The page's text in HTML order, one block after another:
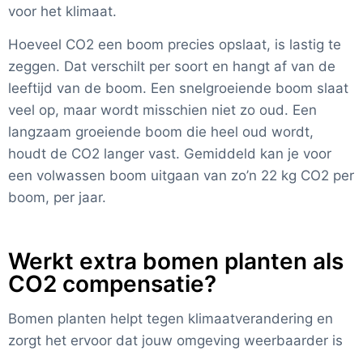
voor het klimaat.
Hoeveel CO2 een boom precies opslaat, is lastig te
zeggen. Dat verschilt per soort en hangt af van de
leeftijd van de boom. Een snelgroeiende boom slaat
veel op, maar wordt misschien niet zo oud. Een
langzaam groeiende boom die heel oud wordt,
houdt de CO2 langer vast. Gemiddeld kan je voor
een volwassen boom uitgaan van zo’n 22 kg CO2 per
boom, per jaar.
Werkt extra bomen planten als
CO2 compensatie?
Bomen planten helpt tegen klimaatverandering en
zorgt het ervoor dat jouw omgeving weerbaarder is